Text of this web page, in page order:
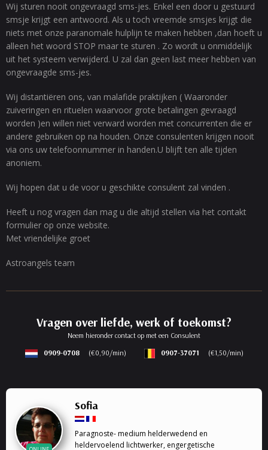
Wij sturen nooit ongevraagd sms-jes. Enkel een door u gestuurd
smsje krijgt een antwoord. Als u toch vreemde smsjes krijgt die
niets met onze paranomale hulplijn te maken hebben ,dan hoeft u
alleen het woord STOP maar te sturen . Zo wordt u onmiddelijk
uit het systeem verwijderd. U zal dan geen last meer hebben van
ongevraagde sms-jes.
Wij distantiëren ons, van malafide praktijken ( Waaronder
zuiveringen en rituelen waarvoor grote betalingen gevraagd
worden )en willen niet verward worden met concurrenten die er
andere gebruiken op na houden. Onze consulenten krijgen nooit
via ons uw telefoonnummer in handen.U blijft ten alle tijden
anoniem.
Wij hopen dat u de voor u geschikte consulent zal vinden .
Heeft u nog vragen dan mag u die altijd stellen via het contakt
formulier op onze website.
Met vriendelijke groet
Astroangels team
Vragen over liefde, werk of toekomst?
Neem hieronder contact op met een Consulent
0909-0708
(€0,90/min) 0907-37071 (€1,50/min)
Sofia
Paragnoste- medium helderwedend en
heldervoelend lichtwerker, engergetische